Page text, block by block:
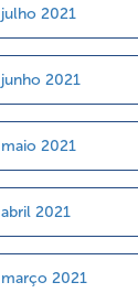
julho 2021
junho 2021
maio 2021
abril 2021
março 2021